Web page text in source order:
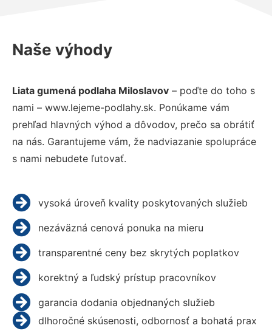
Naše výhody
Liata gumená podlaha Miloslavov – poďte do toho s
nami – www.lejeme-podlahy.sk. Ponúkame vám
prehľad hlavných výhod a dôvodov, prečo sa obrátiť
na nás. Garantujeme vám, že nadviazanie spolupráce
s nami nebudete ľutovať.
vysoká úroveň kvality poskytovaných služieb
nezáväzná cenová ponuka na mieru
transparentné ceny bez skrytých poplatkov
korektný a ľudský prístup pracovníkov
garancia dodania objednaných služieb
dlhoročné skúsenosti, odbornosť a bohatá prax